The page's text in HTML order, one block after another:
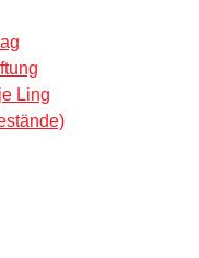
Ling